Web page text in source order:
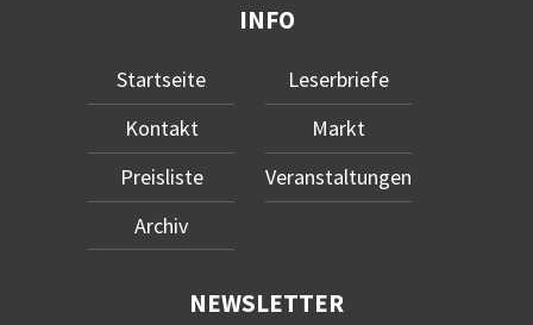
INFO
Startseite
Kontakt
Preisliste
Archiv
Leserbriefe
Markt
Veranstaltungen
NEWSLETTER